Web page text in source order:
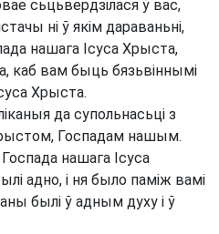
сьцьвердзілася ў вас,
ні ў якім дараваньні,
нашага Ісуса Хрыста,
каб вам быць бязьвіннымі
Хрыста.
да супольнасьці з
Госпадам нашым.
нашага Ісуса
адно, і ня было паміж вамі
былі ў адным духу і ў